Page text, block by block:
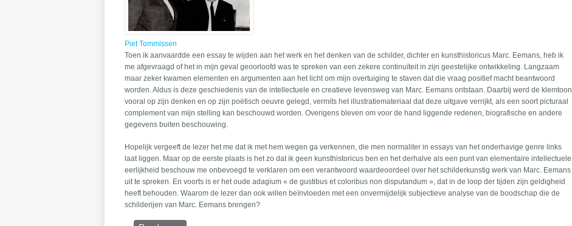
Piet Tommissen
Toen ik aanvaardde een essay te wijden aan het werk en het denken van de schilder, dichter en kunsthistoricus Marc. Eemans, heb ik
me afgevraagd of het in mijn geval geoorloofd was te spreken van een zekere continuïteit in zijn geestelijke ontwikkeling. Langzaam
maar zeker kwamen elementen en argumenten aan het licht om mijn overtuiging te staven dat die vraag positief macht beantwoord
worden. Aldus is deze geschiedenis van de intellectuele en creatieve levensweg van Marc. Eemans ontstaan. Daarbij werd de klemtoon
vooral op zijn denken en op zijn poëtisch oeuvre gelegd, vermits het illustratiemateriaal dat deze uitgave verrijkt, als een soort picturaal
complement van mijn stelling kan beschouwd worden. Overigens bleven om voor de hand liggende redenen, biografische en andere
gegevens buiten beschouwing.
Hopelijk vergeeft de lezer het me dat ik met hem wegen ga verkennen, die men normaliter in essays van het onderhavige genre links
laat liggen. Maar op de eerste plaats is het zo dat ik geen kunsthistoricus ben en het derhalve als een punt van elementaire intellectuele
eerlijkheid beschouw me onbevoegd te verklaren om een verantwoord waardeoordeel over het schilderkunstig werk van Marc. Eemans
uit te spreken. En voorts is er het oude adagium « de gustibus et coloribus non disputandum », dat in de loop der tijden zijn geldigheid
heeft behouden. Waarom de lezer dan ook willen beïnvloeden met een onvermijdelijk subjectieve analyse van de boodschap die de
schilderijen van Marc. Eemans brengen?